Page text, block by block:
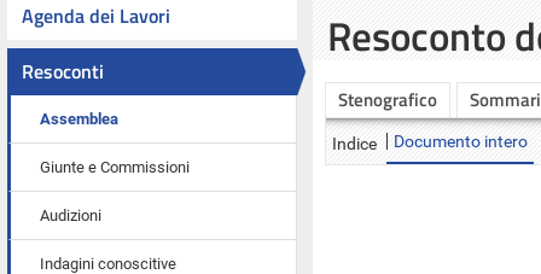
Agenda dei Lavori
Resoconti
Assemblea
Giunte e Commissioni
Audizioni
Indagini conoscitive
Resoconto
Stenografico
Indice Documento intero